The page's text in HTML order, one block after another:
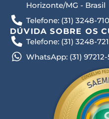
Horizonte/MG - Brasil
Telefone: (31) 3248-
DÚVIDA SOBRE OS
Telefone: (31) 3248-
WhatsApp: (31)